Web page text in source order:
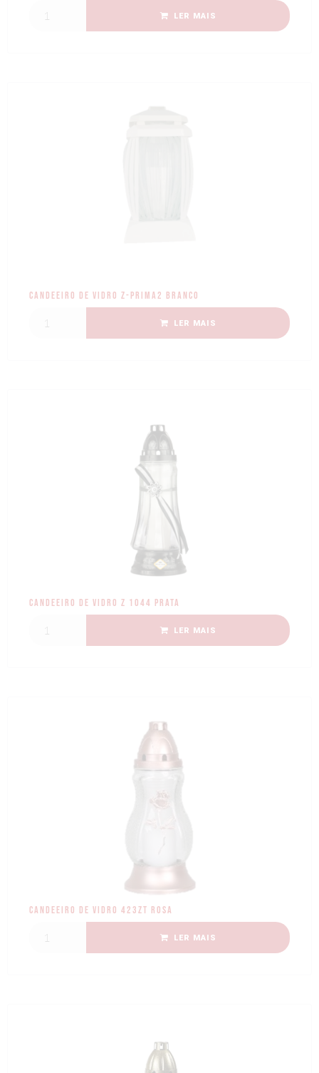
LER MAIS
Candeeiro de Vidro Z-PRIMA2 Branco
LER MAIS
Candeeiro de Vidro Z 1044 Prata
LER MAIS
Candeeiro de Vidro 423ZT Rosa
LER MAIS